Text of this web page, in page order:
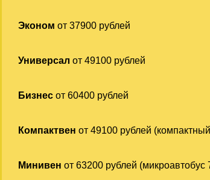
Эконом от 37900 рублей
Универсал от 49100 рублей
Бизнесот 60400 рублей
Компактвен от 49100 рублей
Минивен от 63200 рублей (микроавтобус